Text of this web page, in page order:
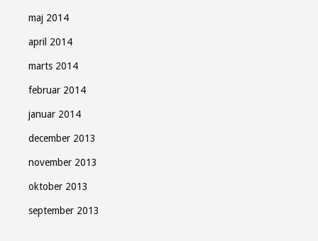
maj 2014
april 2014
marts 2014
februar 2014
januar 2014
december 2013
november 2013
oktober 2013
september 2013